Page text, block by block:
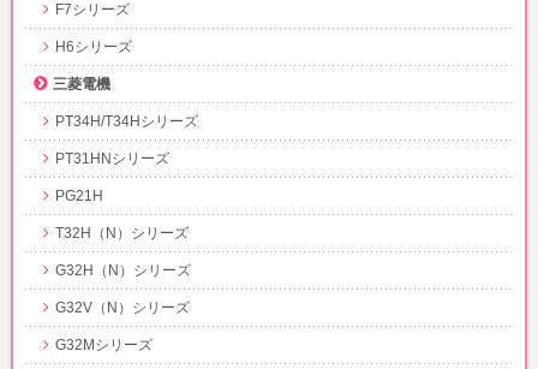
F7シリーズ
H6シリーズ
三菱電機
PT34H/T34Hシリーズ
PT31HNシリーズ
PG21H
T32H（N）シリーズ
G32H（N）シリーズ
G32V（N）シリーズ
G32Mシリーズ